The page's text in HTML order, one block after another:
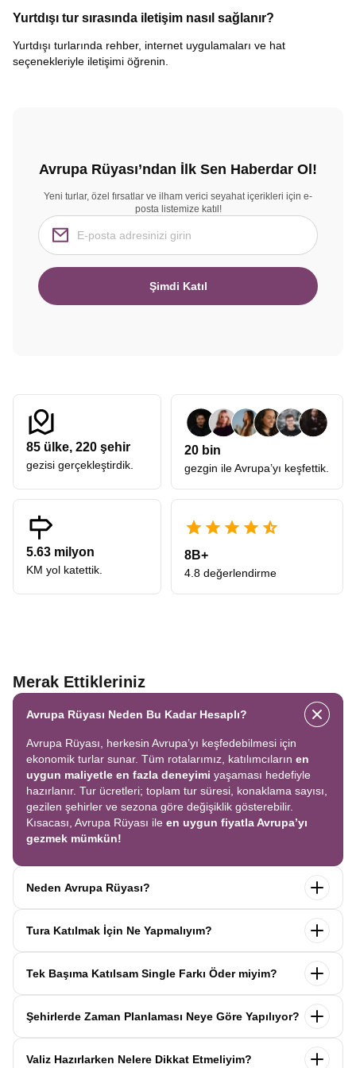
Yurtdışı tur sırasında iletişim nasıl sağlanır?
Yurtdışı turlarında rehber, internet uygulamaları ve hat
seçenekleriyle iletişimi öğrenin.
Avrupa Rüyası’ndan İlk Sen Haberdar Ol!
Yeni turlar, özel fırsatlar ve ilham verici seyahat içerikleri için e-
posta listemize katıl!
Şimdi Katıl
85 ülke, 220 şehir
gezisi gerçekleştirdik.
20 bin
gezgin ile Avrupa’yı keşfettik.
5.63 milyon
KM yol katettik.
8B+
4.8 değerlendirme
Merak Ettikleriniz
Avrupa Rüyası Neden Bu Kadar Hesaplı?
Avrupa Rüyası, herkesin Avrupa’yı keşfedebilmesi için
ekonomik turlar sunar. Tüm rotalarımız, katılımcıların en
uygun maliyetle en fazla deneyimi yaşaması hedefiyle
hazırlanır. Tur ücretleri; toplam tur süresi, konaklama sayısı,
gezilen şehirler ve sezona göre değişiklik gösterebilir.
Kısacası, Avrupa Rüyası ile en uygun fiyatla Avrupa’yı
gezmek mümkün!
Neden Avrupa Rüyası?
tek seferde birçok
ülkeyikeşfedin! Ekstra tur ücreti yok, tüm geziler fiyata
ile Avrupa’yı en keyifli şekilde yaşayın.
Tura Katılmak İçin Ne Yapmalıyım?
seyahat sözleşmesinionaylayın.İlk taksitiödediğinizde
Tek Başıma Katılsam Single Farkı Öder miyim?
katıldığınızda1000 Euro’ya varan single farkı
Şehirlerde Zaman Planlaması Neye Göre Yapılıyor?
uzman
operasyon birimimiz tarafından önceden test edilip
en
Valiz Hazırlarken Nelere Dikkat Etmeliyim?